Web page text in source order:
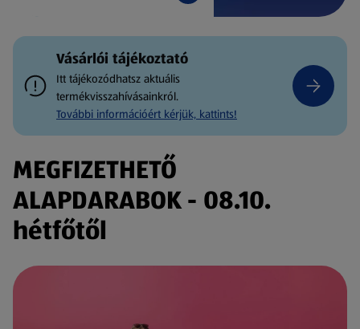
Vásárlói tájékoztató
Itt tájékozódhatsz aktuális
termékvisszahívásainkról.
További információért kérjük, kattints!
MEGFIZETHETŐ
ALAPDARABOK - 08.10.
hétfőtől